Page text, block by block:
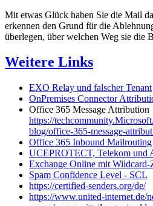
Mit etwas Glück haben Sie die Mail
erkennen den Grund für die
überlegen, über welchen Weg sie die
Weitere Links
EXO Relay und falscher Tenant
OnPremises Connector
Office 365 Message Attribution
https://
blog/office-365-message-
Office 365 Inbound Mailrouting
UCEPROTECT, Telekom und
Exchange Online mit
Spam Confidence Level - SCL
https://certified-senders.org/de/
https://www.united-internet.de/